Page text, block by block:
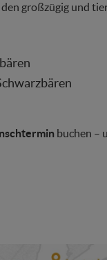
den großzügig und
buchen –